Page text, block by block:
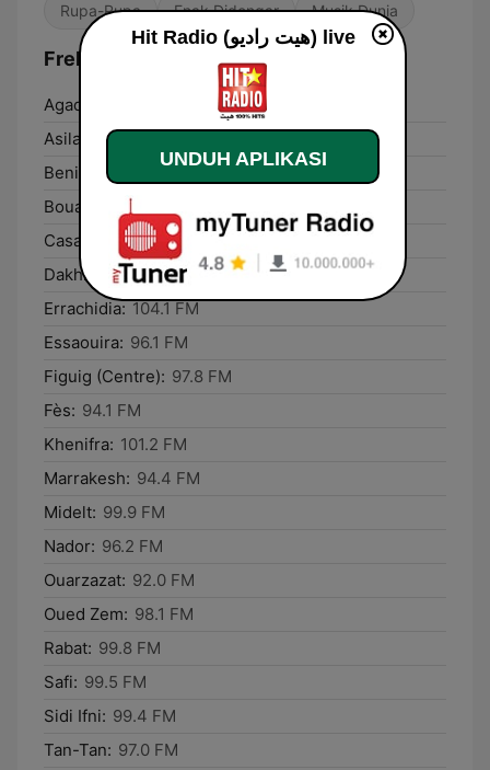
Rupa-Rupa Enak Didengar Musik Dunia
Agadir:
Asilah:
97.1 FM
Beni Mellal:
98.1 FM
Bouarfa:
89.9 FM
Casablanca: 100.3 FM
Dakhla:
99.7 FM
Errachidia: 104.1 FM
Essaouira: 96.1 FM
Figuig (Centre): 97.8 FM
Fès: 94.1 FM
Khenifra: 101.2 FM
Marrakesh: 94.4 FM
Midelt: 99.9 FM
Nador: 96.2 FM
Ouarzazat: 92.0 FM
Oued Zem: 98.1 FM
Rabat: 99.8 FM
Safi: 99.5 FM
Sidi Ifni: 99.4 FM
Tan-Tan: 97.0 FM
Hit Radio (هيت راديو) live
UNDUH APLIKASI